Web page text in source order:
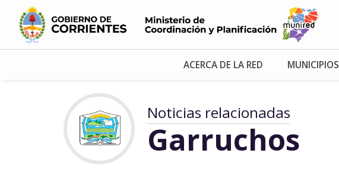
ACERCA DE LA RED MUNICIPIOS
Noticias relacionadas
Garruchos